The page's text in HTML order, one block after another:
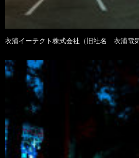
衣浦イーテクト株式会社（旧社名 衣浦電気